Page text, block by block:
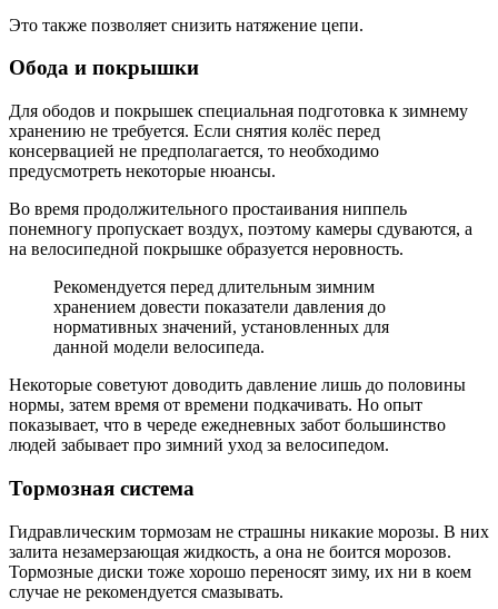
Это также позволяет снизить натяжение цепи.
Обода и покрышки
Для ободов и покрышек специальная подготовка к зимнему
хранению не требуется. Если снятия колёс перед
консервацией не предполагается, то необходимо
предусмотреть некоторые нюансы.
Во время продолжительного простаивания ниппель
понемногу пропускает воздух, поэтому камеры сдуваются, а
на велосипедной покрышке образуется неровность.
Рекомендуется перед длительным зимним
хранением довести показатели давления до
нормативных значений, установленных для
данной модели велосипеда.
Некоторые советуют доводить давление лишь до половины
нормы, затем время от времени подкачивать. Но опыт
показывает, что в череде ежедневных забот большинство
людей забывает про зимний уход за велосипедом.
Тормозная система
Гидравлическим тормозам не страшны никакие морозы. В них
залита незамерзающая жидкость, а она не боится морозов.
Тормозные диски тоже хорошо переносят зиму, их ни в коем
случае не рекомендуется смазывать.